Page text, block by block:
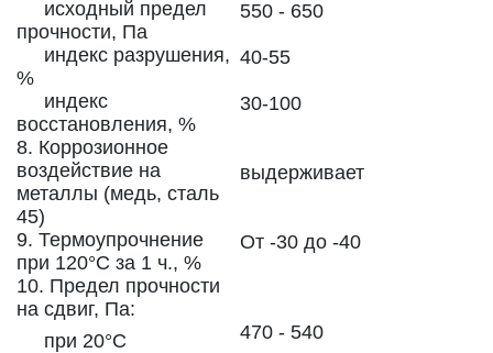
исходный предел
прочности, Па
550 - 650
индекс разрушения,
%
40-55
индекс
восстановления, %
30-100
8. Коррозионное
воздействие на
металлы (медь, сталь
45)
выдерживает
9. Термоупрочнение
при 120°C за 1 ч., %
От -30 до -40
10. Предел прочности
на сдвиг, Па:
при 20°C
470 - 540